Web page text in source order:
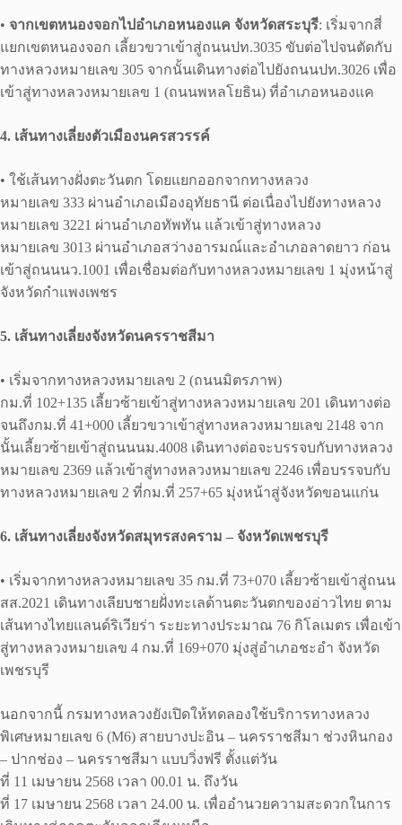
• จากเขตหนองจอกไปอำเภอหนองแค จังหวัดสระบุรี: เริ่มจากสี่
แยกเขตหนองจอก เลี้ยวขวาเข้าสู่ถนนปท.3035 ขับต่อไปจนตัดกับ
ทางหลวงหมายเลข 305 จากนั้นเดินทางต่อไปยังถนนปท.3026 เพื่อ
เข้าสู่ทางหลวงหมายเลข 1 (ถนนพหลโยธิน) ที่อำเภอหนองแค
4. เส้นทางเลี่ยงตัวเมืองนครสวรรค์
• ใช้เส้นทางฝั่งตะวันตก โดยแยกออกจากทางหลวง
หมายเลข 333 ผ่านอำเภอเมืองอุทัยธานี ต่อเนื่องไปยังทางหลวง
หมายเลข 3221 ผ่านอำเภอทัพทัน แล้วเข้าสู่ทางหลวง
หมายเลข 3013 ผ่านอำเภอสว่างอารมณ์และอำเภอลาดยาว ก่อน
เข้าสู่ถนนนว.1001 เพื่อเชื่อมต่อกับทางหลวงหมายเลข 1 มุ่งหน้าสู่
จังหวัดกำแพงเพชร ​
5. เส้นทางเลี่ยงจังหวัดนครราชสีมา
• เริ่มจากทางหลวงหมายเลข 2 (ถนนมิตรภาพ)
กม.ที่ 102+135 เลี้ยวซ้ายเข้าสู่ทางหลวงหมายเลข 201 เดินทางต่อ
จนถึงกม.ที่ 41+000 เลี้ยวขวาเข้าสู่ทางหลวงหมายเลข 2148 จาก
นั้นเลี้ยวซ้ายเข้าสู่ถนนนม.4008 เดินทางต่อจะบรรจบกับทางหลวง
หมายเลข 2369 แล้วเข้าสู่ทางหลวงหมายเลข 2246 เพื่อบรรจบกับ
ทางหลวงหมายเลข 2 ที่กม.ที่ 257+65 มุ่งหน้าสู่จังหวัดขอนแก่น
6. เส้นทางเลี่ยงจังหวัดสมุทรสงคราม – จังหวัดเพชรบุรี
• เริ่มจากทางหลวงหมายเลข 35 กม.ที่ 73+070 เลี้ยวซ้ายเข้าสู่ถนน
สส.2021 เดินทางเลียบชายฝั่งทะเลด้านตะวันตกของอ่าวไทย ตาม
เส้นทางไทยแลนด์ริเวียร่า ระยะทางประมาณ 76 กิโลเมตร เพื่อเข้า
สู่ทางหลวงหมายเลข 4 กม.ที่ 169+070 มุ่งสู่อำเภอชะอำ จังหวัด
เพชรบุรี
นอกจากนี้ กรมทางหลวงยังเปิดให้ทดลองใช้บริการทางหลวง
พิเศษหมายเลข 6 (M6) สายบางปะอิน – นครราชสีมา ช่วงหินกอง
– ปากช่อง – นครราชสีมา แบบวิ่งฟรี ตั้งแต่วัน
ที่ 11 เมษายน 2568 เวลา 00.01 น. ถึงวัน
ที่ 17 เมษายน 2568 เวลา 24.00 น. เพื่ออำนวยความสะดวกในการ